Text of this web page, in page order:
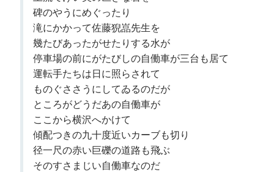
碑のやうにめぐったり
滝にかかって佐藤猊嵓先生を
幾たびあったがせたりする水が
停車場の前にがたびしの自働車が三台も居て
運転手たちは日に照らされて
ものぐささうにしてゐるのだが
ところがどうだあの自働車が
ここから横沢へかけて
傾配つきの九十度近いカーブも切り
径一尺の赤い巨礫の道路も飛ぶ
そのすさまじい自働車なのだ